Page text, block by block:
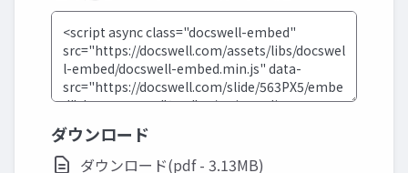
ダウンロード
ダウンロード(pdf - 3.13MB)